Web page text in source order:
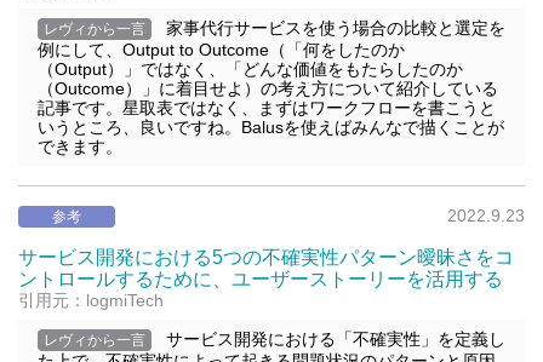
レヴィから一言
家事代行サービスを使う場合の比較と選定を
例にして、Output to Outcome（「何をしたのか
（Output）」ではなく、「どんな価値をもたらしたのか
（Outcome）」に着目せよ）の考え方について紹介している
記事です。星取表ではなく、まずはワークフローを書こうと
いうところ、良いですね。Balusを使えばみんなで描くことが
できます。
参考 2022.9.23
サービス開発における5つの不確実性パターン曖昧さをコ
ントロールするために、ユーザーストーリーを活用する
引用元：logmiTech
レヴィから一言
サービス開発における「不確実性」を定義し